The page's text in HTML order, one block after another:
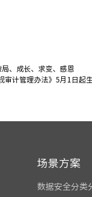
、成长、求变、感恩
审计管理办法》5月1日起
场景方案
数据安全分类